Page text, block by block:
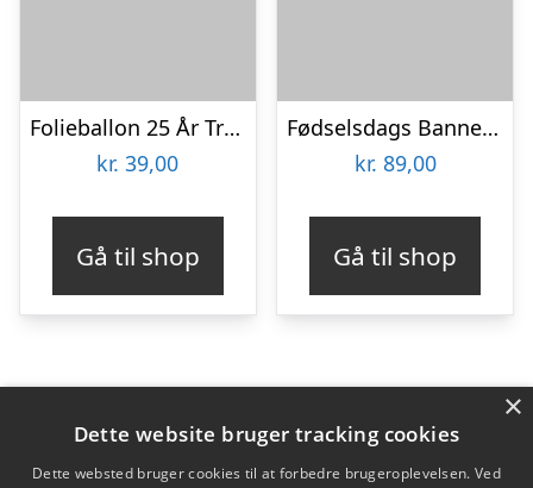
Folieballon 25 År True Blue
kr. 39,00
Gå til shop
Fødselsdags Banner Pastel Lyserød
kr. 89,00
Gå til shop
Varekategorier
Produkter
×
Dette website bruger tracking cookies
Dette websted bruger cookies til at forbedre brugeroplevelsen. Ved